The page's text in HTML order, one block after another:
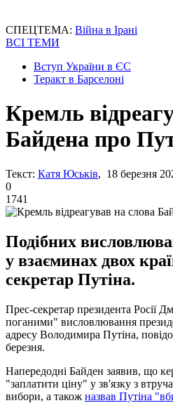
СПЕЦТЕМА: Війна в Ірані
ВСІ ТЕМИ
Вступ України в ЄС
Теракт в Барселоні
Кремль
Байдена про
Текст: Катя Юськів, 18 березня
0
1741
Подібних
у взаєминах двох
секретар Путіна.
Прес-секретар президента Росії
поганими" висловлювання
адресу Володимира Путіна,
березня.
Напередодні Байден заявив, що
"заплатити ціну" у зв'язку з
вибори, а також назвав Путіна